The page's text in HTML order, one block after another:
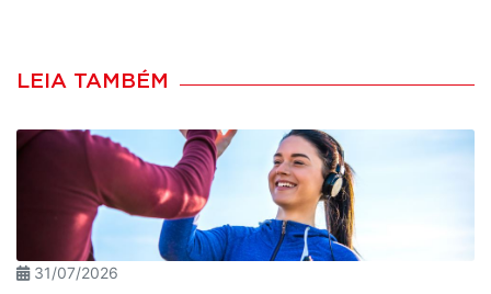
LEIA TAMBÉM
31/07/2026